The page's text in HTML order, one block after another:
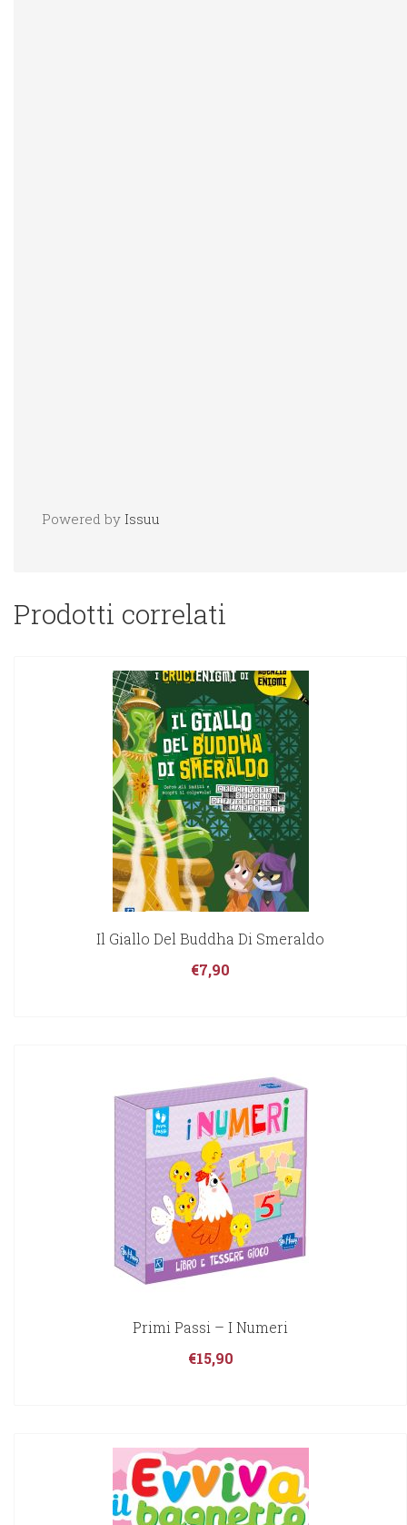
Powered by Issuu
Prodotti correlati
Il Giallo Del Buddha Di Smeraldo
€7,90
Primi Passi – I Numeri
€15,90